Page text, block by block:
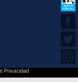
Privacidad